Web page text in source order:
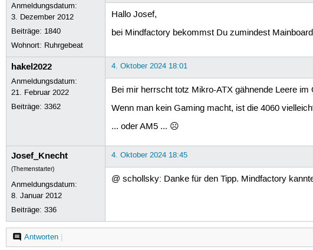
    '''4. Kühler:'''
be quiet! Pure Rock 2
        ◦ Flüsterleiser Kühler
Corsair Vengeance LPX 32GB (2 x 16GB)
        ◦ Preis: 115 EUR
    '''6. SSD:'''
Samsung 970 EVO Plus 1TB NVMe SSD
        ◦ NVMe M.2
    '''7. HDD:'''
Seagate Barracuda 2TB interne HDD
◦ 3.5 Zoll, 7200 U/Min, 256 MB
        ◦ Preis: 70,99 EUR
270° Full-View Tempered Glass
Mid Tower ATX Computer Gehäuse,
Anmeldungsdatum:
3. Dezember 2012
Beiträge: 1840
Wohnort: Ruhrgebeat
Hallo Josef,
bei Mindfactory bekommst Du zumindest
hakel2022
Anmeldungsdatum:
21. Februar 2022
Beiträge:3362
4. Oktober 2024 18:01
Bei mir herrscht totz Mikro-ATX gähnende Leere
Wenn man kein Gaming macht, ist die 4060
... oder AM5 ... ☹
Josef_Knecht
(Themenstarter)
Anmeldungsdatum:
8. Januar 2012
Beiträge:336
4. Oktober 2024 18:45
@ schollsky: Danke für den Tipp. Mindfactory
Antworten|